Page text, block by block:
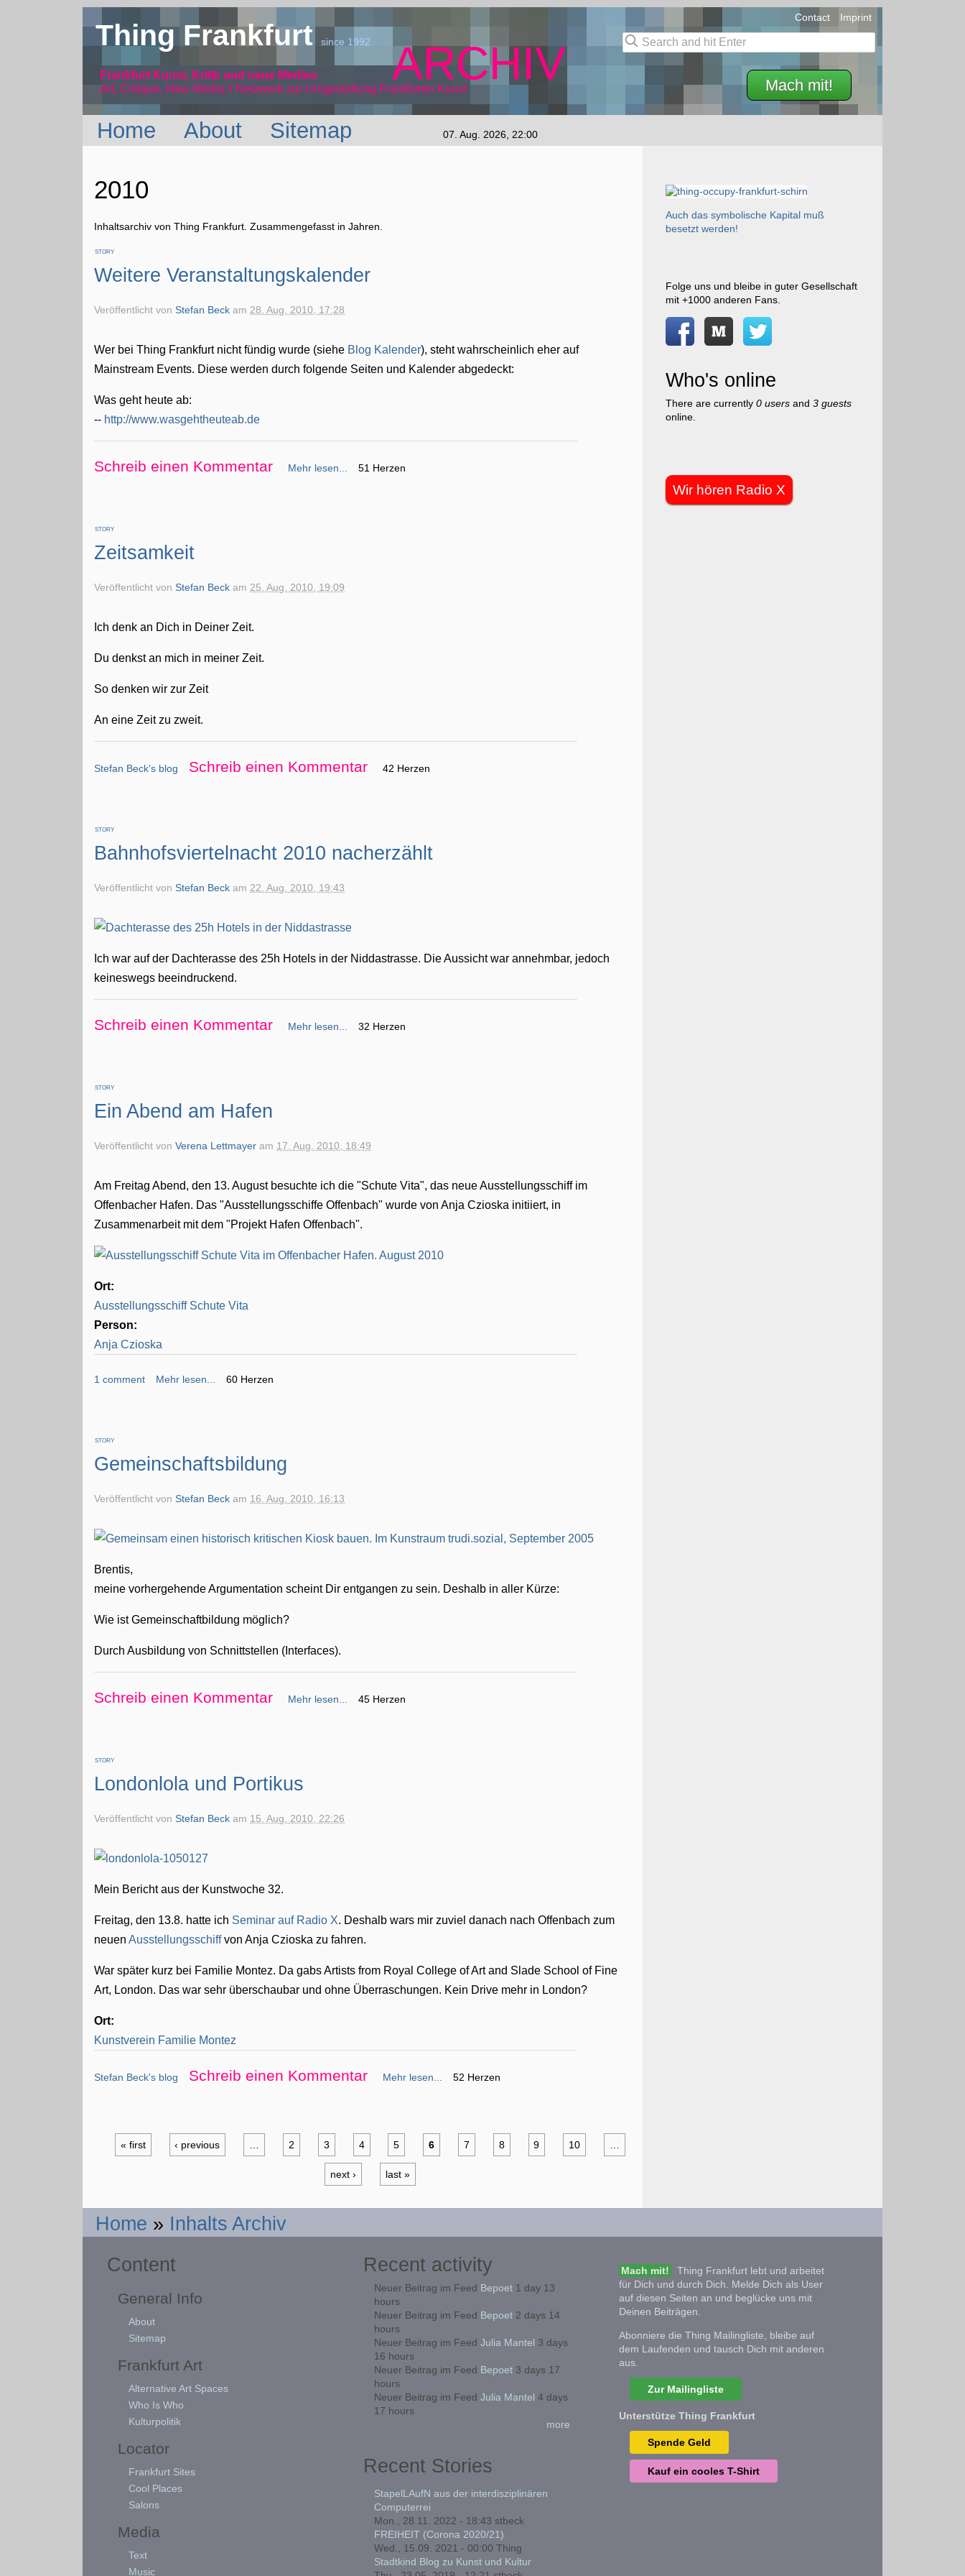
Thing Frankfurtsince 1992
Frankfurt Kunst, Kritik und neue Medien
Art, Critique, New Media // Netzwerk
ARCHIV
zur Umgestaltung Frankfurter Kunst Mach mit!
Contact Imprint
Home About Sitemap 07. Aug. 2026, 22:00
2010
Inhaltsarchiv von Thing Frankfurt. Zusammengefasst in Jahren.
STORY
Weitere Veranstaltungskalender
Veröffentlicht vonStefan Beck am 28. Aug. 2010, 17:28
Wer bei Thing Frankfurt nicht fündig wurde (siehe Blog Kalender), steht wahrscheinlich eher auf
Mainstream Events. Diese werden durch folgende Seiten und Kalender abgedeckt:
Was geht heute ab:
-- http://www.wasgehtheuteab.de
Schreib einen Kommentar Mehr lesen... 51 Herzen
STORY
Zeitsamkeit
Veröffentlicht vonStefan Beck am 25. Aug. 2010, 19:09
Ich denk an Dich in Deiner Zeit.
Du denkst an mich in meiner Zeit.
So denken wir zur Zeit
An eine Zeit zu zweit.
Stefan Beck's blog Schreib einen Kommentar 42 Herzen
STORY
Bahnhofsviertelnacht 2010 nacherzählt
Veröffentlicht vonStefan Beck am 22. Aug. 2010, 19:43
Ich war auf der Dachterasse des 25h Hotels in der Niddastrasse. Die Aussicht war annehmbar, jedoch
keineswegs beeindruckend.
Schreib einen Kommentar Mehr lesen... 32 Herzen
STORY
Ein Abend am Hafen
Veröffentlicht vonVerena Lettmayer am 17. Aug. 2010, 18:49
Am Freitag Abend, den 13. August besuchte ich die "Schute Vita", das neue Ausstellungsschiff im
Offenbacher Hafen. Das "Ausstellungsschiffe Offenbach" wurde von Anja Czioska initiiert, in
Zusammenarbeit mit dem "Projekt Hafen Offenbach".
Ort:
Ausstellungsschiff Schute Vita
Person:
Anja Czioska
1 comment Mehr lesen... 60 Herzen
STORY
Gemeinschaftsbildung
Veröffentlicht vonStefan Beck am 16. Aug. 2010, 16:13
Brentis,
meine vorhergehende Argumentation scheint Dir entgangen zu sein. Deshalb in aller Kürze:
Wie ist Gemeinschaftbildung möglich?
Durch Ausbildung von Schnittstellen (Interfaces).
Schreib einen Kommentar Mehr lesen... 45 Herzen
STORY
Londonlola und Portikus
Veröffentlicht vonStefan Beck am 15. Aug. 2010, 22:26
Mein Bericht aus der Kunstwoche 32.
Freitag, den 13.8. hatte ich Seminar auf Radio X. Deshalb wars mir zuviel danach nach Offenbach zum
neuenAusstellungsschiffvon Anja Czioska zu fahren.
War später kurz bei Familie Montez. Da gabs Artists from Royal College of Art and Slade School of Fine
Art, London. Das war sehr überschaubar und ohne Überraschungen. Kein Drive mehr in London?
Ort:
Kunstverein Familie Montez
Stefan Beck's blog Schreib einen Kommentar Mehr lesen... 52 Herzen
« first ‹ previous 2 3 4 5 6 7 8 9 10
next › last »
Auch das symbolische Kapital muß
besetzt werden!
Folge uns und bleibe in guter Gesellschaft
mit +1000 anderen Fans.
Who's online
There are currently 0 usersand 3 guests
online.
Wir hören Radio X
Home » Inhalts Archiv
Content
General Info
About
Sitemap
Frankfurt Art
Alternative Art Spaces
Who Is Who
Kulturpolitik
Locator
Frankfurt Sites
Cool Places
Salons
Media
Text
Music
Recent activity
Neuer Beitrag im Feed Bepoet1 day 13
hours
Neuer Beitrag im Feed Bepoet2 days 14
hours
Neuer Beitrag im Feed Julia Mantel 3 days
16 hours
Neuer Beitrag im Feed Bepoet3 days 17
hours
Neuer Beitrag im Feed Julia Mantel 4 days
17 hours
more
Recent Stories
StapelLAufN aus der interdisziplinären
Computerrei
Mon., 28.11. 2022 - 18:43 stbeck
FREIHEIT (Corona 2020/21)
Wed., 15.09. 2021 - 00:00 Thing
Stadtkind Blog zu Kunst und Kultur
Mach mit!
Thing Frankfurt lebt und arbeitet
für Dich und durch Dich. Melde Dich als User
auf diesen Seiten an und beglücke uns mit
Deinen Beiträgen.
Abonniere die Thing Mailingliste, bleibe auf
dem Laufenden und tausch Dich mit anderen
aus.
Zur Mailingliste
Unterstütze Thing Frankfurt
Spende Geld
Kauf ein cooles T-Shirt